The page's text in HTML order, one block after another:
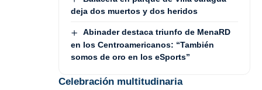
deja dos muertos y dos heridos
Abinader destaca triunfo de MenaRD
en los Centroamericanos: “También
somos de oro en los eSports”
Celebración multitudinaria